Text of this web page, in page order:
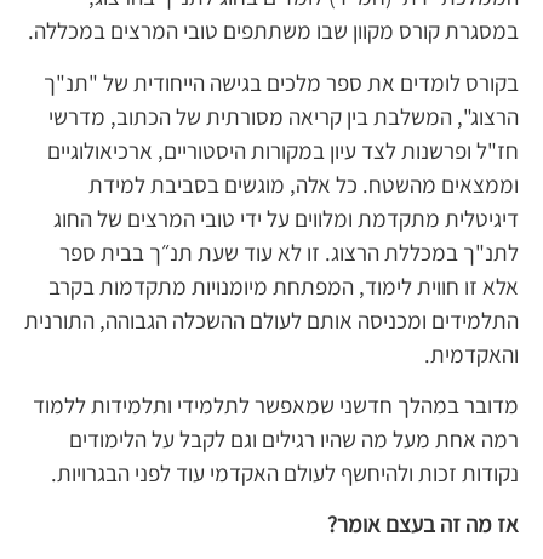
במסגרת קורס מקוון שבו משתתפים טובי המרצים במכללה.
בקורס לומדים את ספר מלכים בגישה הייחודית של "תנ"ך
הרצוג", המשלבת בין קריאה מסורתית של הכתוב, מדרשי
חז"ל ופרשנות לצד עיון במקורות היסטוריים, ארכיאולוגיים
וממצאים מהשטח. כל אלה, מוגשים בסביבת למידת
דיגיטלית מתקדמת ומלווים על ידי טובי המרצים של החוג
לתנ"ך במכללת הרצוג. זו לא עוד שעת תנ״ך בבית ספר
אלא זו חווית לימוד, המפתחת מיומנויות מתקדמות בקרב
התלמידים ומכניסה אותם לעולם ההשכלה הגבוהה, התורנית
והאקדמית.
מדובר במהלך חדשני שמאפשר לתלמידי ותלמידות ללמוד
רמה אחת מעל מה שהיו רגילים וגם לקבל על הלימודים
נקודות זכות ולהיחשף לעולם האקדמי עוד לפני הבגרויות.
אז מה זה בעצם אומר?